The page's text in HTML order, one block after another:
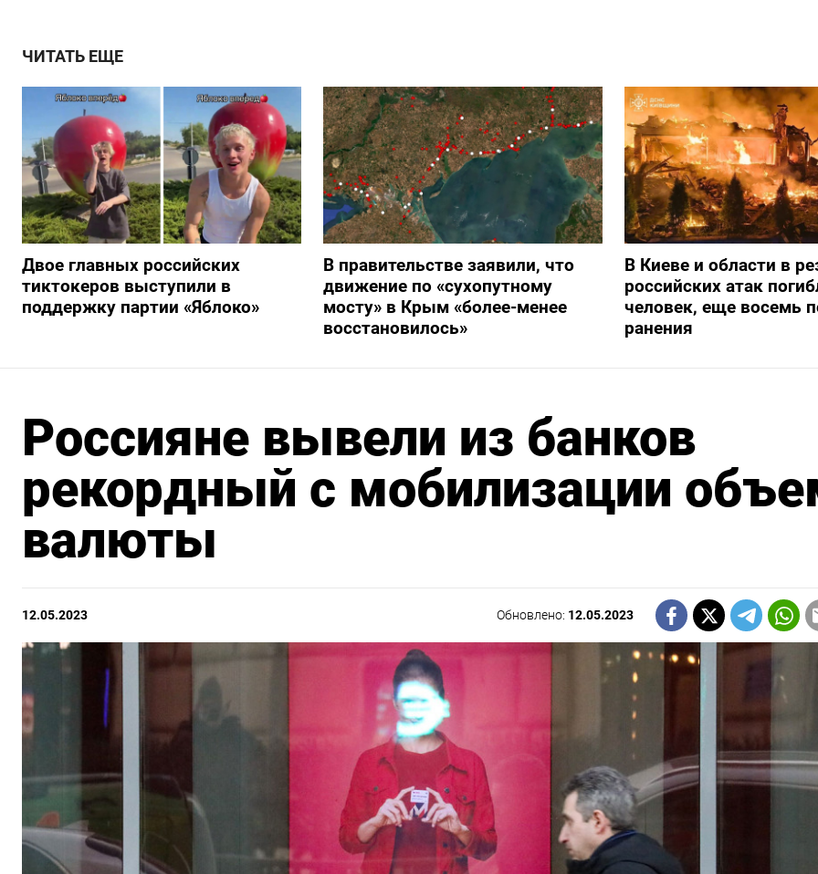
ЧИТАТЬ ЕЩЕ
Двое главных российских
тиктокеров выступили в
поддержку партии «Яблоко»
В правительстве заявили, что
движение по «сухопутному
мосту» в Крым «более-менее
восстановилось»
В Киеве и области в
российских атак
человек, еще восемь
ранения
Россияне вывели из банков
рекордный с мобилизации
валюты
12.05.2023 Обновлено: 12.05.2023